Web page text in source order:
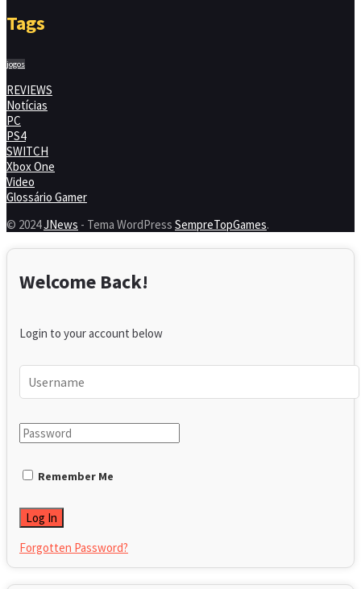
Tags
jogos
REVIEWS
Notícias
PC
PS4
SWITCH
Xbox One
Video
Glossário Gamer
© 2024JNews - Tema WordPress SempreTopGames.
Welcome Back!
Login to your account below
Remember Me
Forgotten Password?